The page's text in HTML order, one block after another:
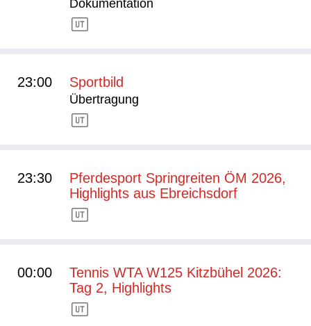
Dokumentation
23:00 Sportbild
Übertragung
23:30
Pferdesport Springreiten ÖM 2026,
Highlights aus Ebreichsdorf
00:00
Tennis WTA W125 Kitzbühel 2026:
Tag 2, Highlights